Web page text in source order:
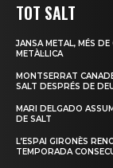
TOT SALT
JANSA METAL, MÉS
METÀL·LICA
MONTSERRAT
SALT DESPRÉS DE
MARI DELGADO
DE SALT
L’ESPAI GIRONÈS
TEMPORADA